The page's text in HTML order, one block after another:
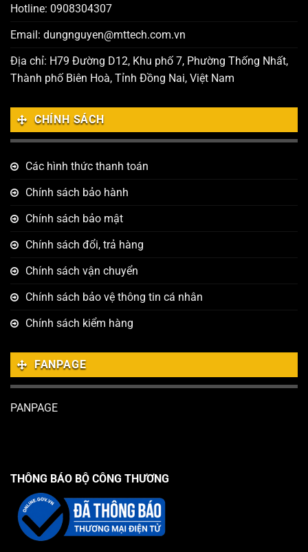
Hotline: 0908304307
Email: dungnguyen@mttech.com.vn
Địa chỉ: H79 Đường D12, Khu phố 7, Phường Thống Nhất,
Thành phố Biên Hoà, Tỉnh Đồng Nai, Việt Nam
CHÍNH SÁCH
Các hình thức thanh toán
Chính sách bảo hành
Chính sách bảo mật
Chính sách đổi, trả hàng
Chính sách vận chuyển
Chính sách bảo vệ thông tin cá nhân
Chính sách kiểm hàng
FANPAGE
PANPAGE
THÔNG BÁO BỘ CÔNG THƯƠNG